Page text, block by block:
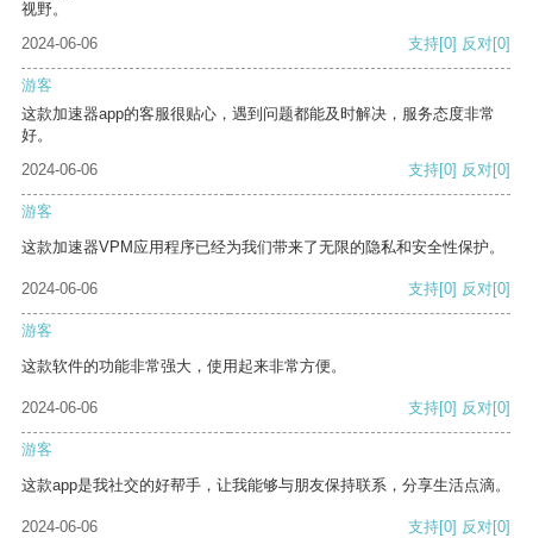
视野。
2024-06-06
支持[0] 反对[0]
游客
这款加速器app的客服很贴心，遇到问题都能及时解决，服务态度非常
好。
2024-06-06
支持[0] 反对[0]
游客
这款加速器VPM应用程序已经为我们带来了无限的隐私和安全性保护。
2024-06-06 支持[0] 反对[0]
游客
这款软件的功能非常强大，使用起来非常方便。
2024-06-06 支持[0] 反对[0]
游客
这款app是我社交的好帮手，让我能够与朋友保持联系，分享生活点滴。
2024-06-06 支持[0] 反对[0]